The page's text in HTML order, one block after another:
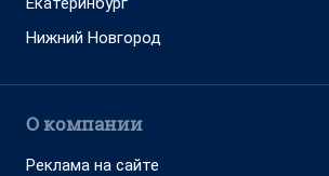
Нижний Новгород
О компании
Реклама на сайте